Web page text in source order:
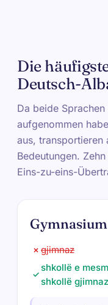
Die
Deutsch-
Da beide
aufgenommen
aus, transportieren
Bedeutungen.
Eins-zu-eins-
Gymnasium
✗ gjimnaz
✓
shkollë e
shkollë